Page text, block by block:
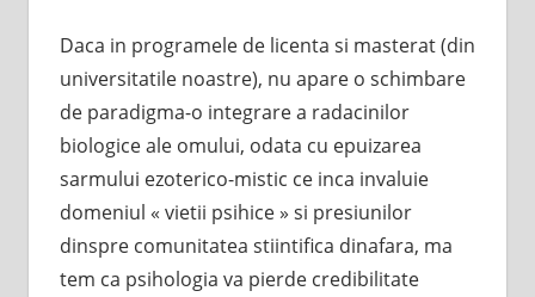
Daca in programele de licenta si masterat (din
universitatile noastre), nu apare o schimbare
de paradigma-o integrare a radacinilor
biologice ale omului, odata cu epuizarea
sarmului ezoterico-mistic ce inca invaluie
domeniul « vietii psihice » si presiunilor
dinspre comunitatea stiintifica dinafara, ma
tem ca psihologia va pierde credibilitate